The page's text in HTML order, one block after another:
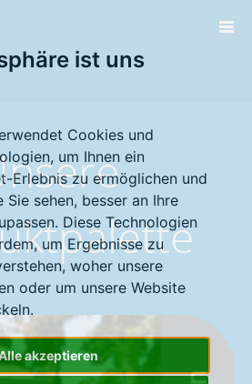
ist uns
Cookies und
um Ihnen ein
Erlebnis zu ermöglichen und
Sie sehen, besser an Ihre
Diese Technologien
um Ergebnisse zu
woher unsere
oder um unsere Website
akzeptieren